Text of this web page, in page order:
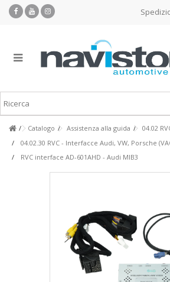
Catalogo Assistenza alla guida
04.02
04.02.30 RVC - Interfacce Audi, VW, Porsche
RVC interface AD-601AHD - Audi MIB3